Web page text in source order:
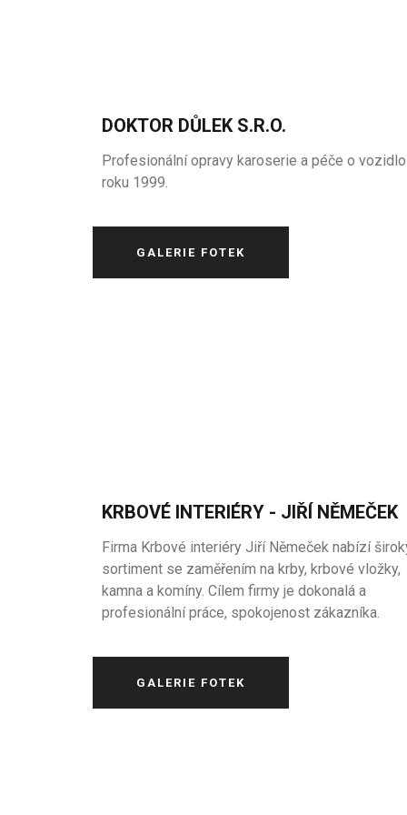
DOKTOR DŮLEK S.R.O.
Profesionální opravy karoserie a péče o
roku 1999.
GALERIE FOTEK
KRBOVÉ INTERIÉRY - JIŘÍ NĚMEČEK
Firma Krbové interiéry Jiří Němeček nabízí
sortiment se zaměřením na krby, krbové vložky,
kamna a komíny. Cílem firmy je dokonalá a
profesionální práce, spokojenost zákazníka.
GALERIE FOTEK